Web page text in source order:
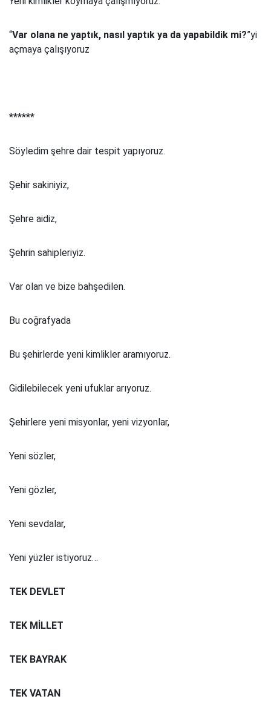
“Var olana ne yaptık, nasıl yaptık ya da yapabildik mi?”yi
açmaya çalışıyoruz
******
Söyledim şehre dair tespit yapıyoruz.
Şehir sakiniyiz,
Şehre aidiz,
Şehrin sahipleriyiz.
Var olan ve bize bahşedilen.
Bu coğrafyada
Bu şehirlerde yeni kimlikler aramıyoruz.
Gidilebilecek yeni ufuklar arıyoruz.
Şehirlere yeni misyonlar, yeni vizyonlar,
Yeni sözler,
Yeni gözler,
Yeni sevdalar,
Yeni yüzler istiyoruz…
TEK DEVLET
TEK MİLLET
TEK BAYRAK
TEK VATAN